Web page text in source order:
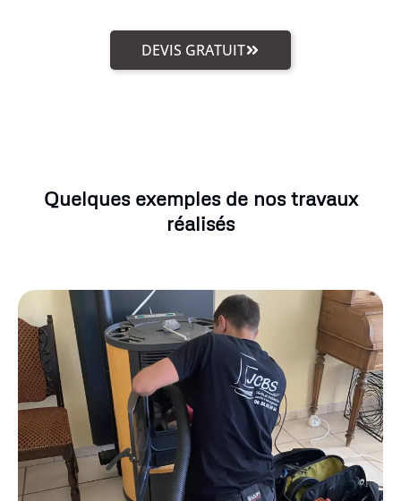
DEVIS GRATUIT
Quelques exemples de nos travaux
réalisés